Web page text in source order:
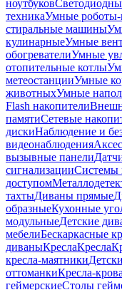
ноутбуков
техникаУмные
стиральные машины
кулинарныеУмные
обогревателиУмные
отопительные котлы
метеостанцииУмные
животныхУмные
Flash накопители
памятиСетевые
дискиНаблюдение и
видеонаблюдения
вызывные панели
сигнализацииСистемы
доступом
тахтыДиваны прямые
образныеКухонные
модульныеДетские
мебелиБескаркасные
диваныКреслаКресла
кресла-маятники
оттоманкиКресла-
геймерскиеСтолы